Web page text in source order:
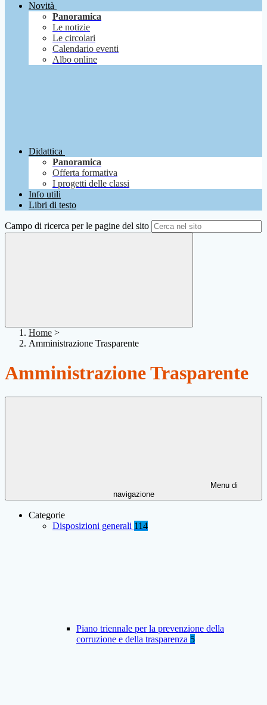
Novità
Panoramica
Le notizie
Le circolari
Calendario eventi
Albo online
Didattica
Panoramica
Offerta formativa
I progetti delle classi
Info utili
Libri di testo
Campo di ricerca per le pagine del sito
Home >
Amministrazione Trasparente
Amministrazione Trasparente
Menu di
navigazione
Categorie
Disposizioni generali 114
Piano triennale per la prevenzione della
corruzione e della trasparenza 5